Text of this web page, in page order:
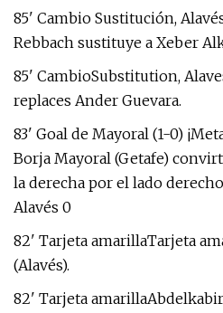
85' Cambio Sustitución,
Rebbach sustituye a Xeber
85' CambioSubstitution,
replaces Ander Guevara.
83' Goal de Mayoral (1-0)
Borja Mayoral (Getafe)
la derecha por el lado
Alavés 0
82' Tarjeta amarillaTarjeta
(Alavés).
82' Tarjeta